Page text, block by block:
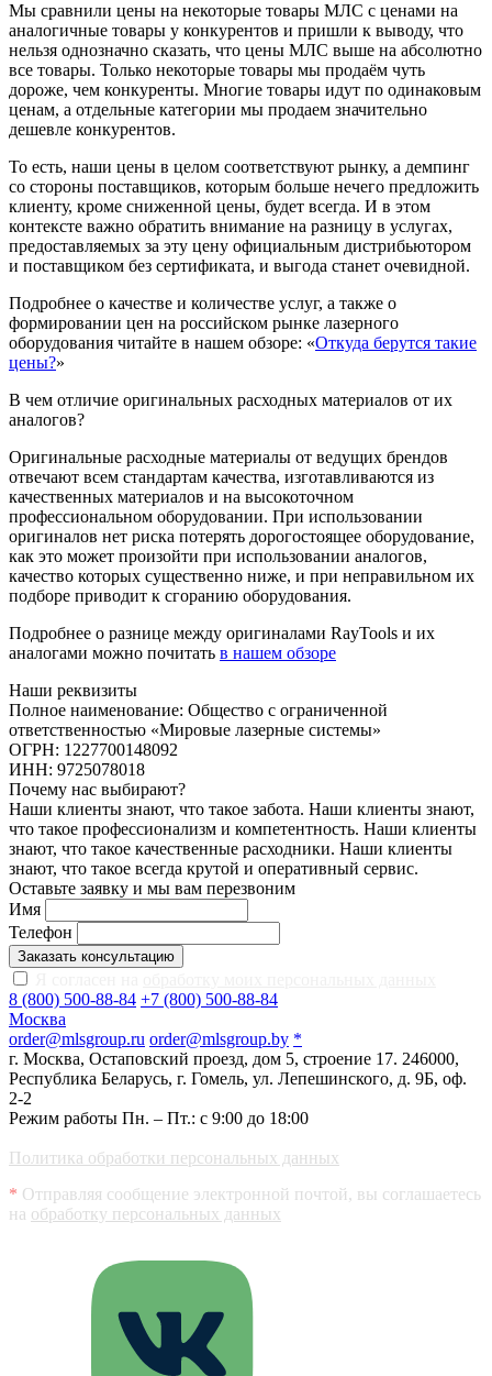
Мы сравнили цены на некоторые товары МЛС с ценами на
аналогичные товары у конкурентов и пришли к выводу, что
нельзя однозначно сказать, что цены МЛС выше на абсолютно
все товары. Только некоторые товары мы продаём чуть
дороже, чем конкуренты. Многие товары идут по одинаковым
ценам, а отдельные категории мы продаем значительно
дешевле конкурентов.
То есть, наши цены в целом соответствуют рынку, а демпинг
со стороны поставщиков, которым больше нечего предложить
клиенту, кроме сниженной цены, будет всегда. И в этом
контексте важно обратить внимание на разницу в услугах,
предоставляемых за эту цену официальным дистрибьютором
и поставщиком без сертификата, и выгода станет очевидной.
Подробнее о качестве и количестве услуг, а также о
формировании цен на российском рынке лазерного
оборудования читайте в нашем обзоре: «Откуда берутся такие
цены?»
В чем отличие оригинальных расходных материалов от их
аналогов?
Оригинальные расходные материалы от ведущих брендов
отвечают всем стандартам качества, изготавливаются из
качественных материалов и на высокоточном
профессиональном оборудовании. При использовании
оригиналов нет риска потерять дорогостоящее оборудование,
как это может произойти при использовании аналогов,
качество которых существенно ниже, и при неправильном их
подборе приводит к сгоранию оборудования.
Подробнее о разнице между оригиналами RayTools и их
аналогами можно почитать в нашем обзоре
Наши реквизиты
Полное наименование: Общество с ограниченной
ответственностью «Мировые лазерные системы»
ОГРН: 1227700148092
ИНН: 9725078018
Почему нас выбирают?
Наши клиенты знают, что такое забота. Наши клиенты знают,
что такое профессионализм и компетентность. Наши клиенты
знают, что такое качественные расходники. Наши клиенты
знают, что такое всегда крутой и оперативный сервис.
Оставьте заявку и мы вам перезвоним
Имя
Телефон
Заказать консультацию
8 (800) 500-88-84 +7 (800) 500-88-84
Москва
order@mlsgroup.ru order@mlsgroup.by *
г. Москва, Остаповский проезд, дом 5, строение 17. 246000,
Республика Беларусь, г. Гомель, ул. Лепешинского, д. 9Б, оф.
2-2
Режим работы Пн. – Пт.: с 9:00 до 18:00
Политика обработки персональных данных
* Отправляя сообщение электронной почтой, вы соглашаетесь
на обработку персональных данных